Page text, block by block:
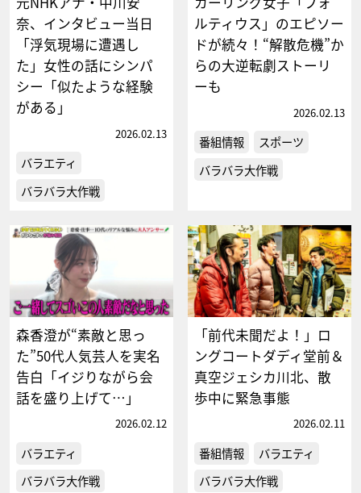
奈、インタビュー当日
「浮気現場に遭遇し
た」女性の話にシンパ
シー「似たような経験
がある」
2026.02.13
バラエティ
バラバラ大作戦
ルティウス」のエピソー
ドが続々！“解散危機”か
らの大逆転劇ストーリ
ーも
2026.02.13
番組情報
スポーツ
バラバラ大作戦
森香澄が“素敵と思っ
た”50代人気芸人を実名
告白「イジりながら会
話を盛り上げて…」
2026.02.12
バラエティ
バラバラ大作戦
「前代未聞だよ！」ロ
ングコートダディ堂前＆
真空ジェシカ川北、散
歩中に緊急事態
2026.02.11
番組情報
バラエティ
バラバラ大作戦